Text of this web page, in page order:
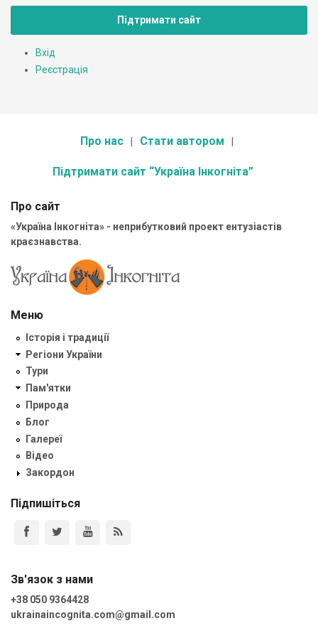
Підтримати сайт
Вхід
Реєстрація
Про нас Стати автором
Підтримати сайт “Україна Інкогніта”
Про сайт
«Україна Інкогніта» - неприбутковий проект ентузіастів
краєзнавства.
Меню
Історія і традиції
Регіони України
Тури
Пам'ятки
Природа
Блог
Галереї
Відео
Закордон
Підпишіться
Зв'язок з нами
+38 050 9364428
ukrainaincognita.com@gmail.com